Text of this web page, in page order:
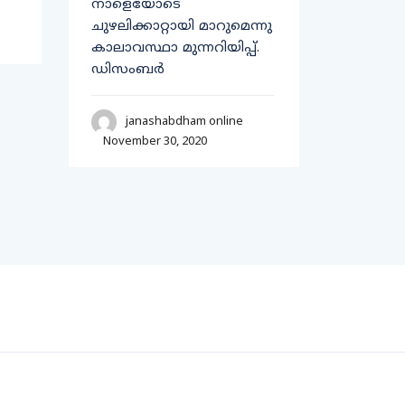
നാളെയോടെ
ചുഴലിക്കാറ്റായി മാറുമെന്നു
കാലാവസ്ഥാ മുന്നറിയിപ്പ്.
ഡിസംബർ
janashabdham online
November 30, 2020